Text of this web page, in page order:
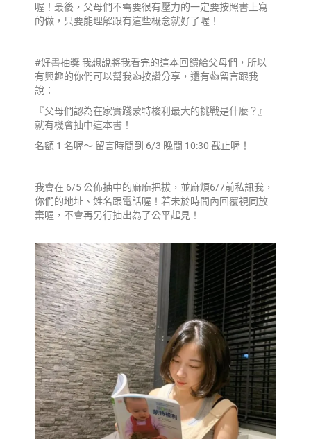
喔！最後，父母們不需要很有壓力的一定要按照書上寫
的做，只要能理解跟有這些概念就好了喔！
#好書抽獎 我想說將我看完的這本回饋給父母們，所以
有興趣的你們可以幫我👍按讚分享，還有👍留言跟我
說：
『父母們認為在家實踐蒙特梭利最大的挑戰是什麼？』
就有機會抽中這本書！
名額 1 名喔～ 留言時間到 6/3 晚間 10:30 截止喔！
我會在 6/5 公佈抽中的麻麻把拔，並麻煩6/7前私訊我，
你們的地址、姓名跟電話喔！若未於時間內回覆視同放
棄喔，不會再另行抽出為了公平起見！